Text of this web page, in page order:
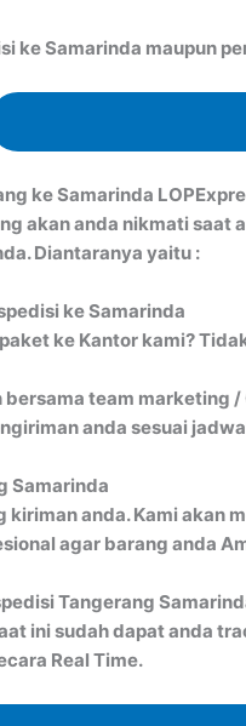
ke Samarinda maupun
ke Samarinda
akan anda nikmati saat
Diantaranya yaitu :
ke Samarinda
ke Kantor kami?
team marketing
anda sesuai
Samarinda
kiriman anda. Kami
agar barang anda
Tangerang
ini sudah dapat anda
Real Time.